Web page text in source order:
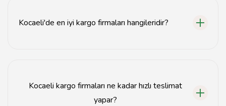
Kocaeli'de en iyi kargo firmaları hangileridir?
Kocaeli kargo firmaları ne kadar hızlı teslimat
yapar?